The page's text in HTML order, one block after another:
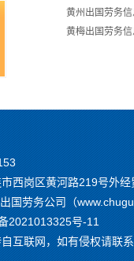
黄州出国劳务信
黄梅出国劳务信
西岗区黄河路219号外经
国劳务公司（
2021013325号-11
互联网，如有侵权请联系